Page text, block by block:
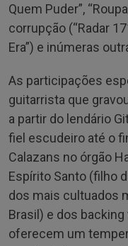
Quem Puder”,
corrupção (“Radar
Era”) e inúmeras
As participações
guitarrista que
a partir do lendário
fiel escudeiro até o
Calazans no órgão
Espírito Santo (filho
dos mais cultuados
Brasil) e dos
oferecem um